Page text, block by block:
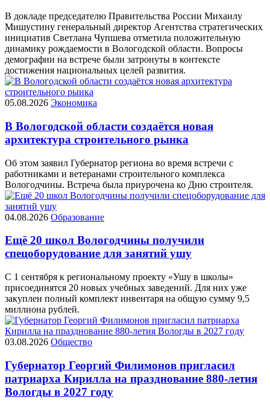
В докладе председателю Правительства России Михаилу
Мишустину генеральный директор Агентства стратегических
инициатив Светлана Чупшева отметила положительную
динамику рождаемости в Вологодской области. Вопросы
демографии на встрече были затронуты в контексте
достижения национальных целей развития.
05.08.2026 Экономика
В Вологодской области создаётся новая
архитектура строительного рынка
Об этом заявил Губернатор региона во время встречи с
работниками и ветеранами строительного комплекса
Вологодчины. Встреча была приурочена ко Дню строителя.
04.08.2026 Образование
Ещё 20 школ Вологодчины получили
спецоборудование для занятий ушу
С 1 сентября к региональному проекту «Ушу в школы»
присоединятся 20 новых учебных заведений. Для них уже
закуплен полный комплект инвентаря на общую сумму 9,5
миллиона рублей.
03.08.2026 Общество
Губернатор Георгий Филимонов пригласил
патриарха Кирилла на празднование 880-летия
Вологды в 2027 году